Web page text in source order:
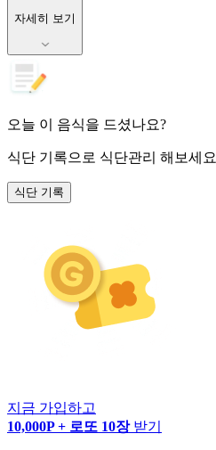
자세히 보기
오늘 이 음식을 드셨나요?
식단 기록으로 식단관리 해보세요
식단 기록
지금 가입하고
10,000P + 로또 10장 받기